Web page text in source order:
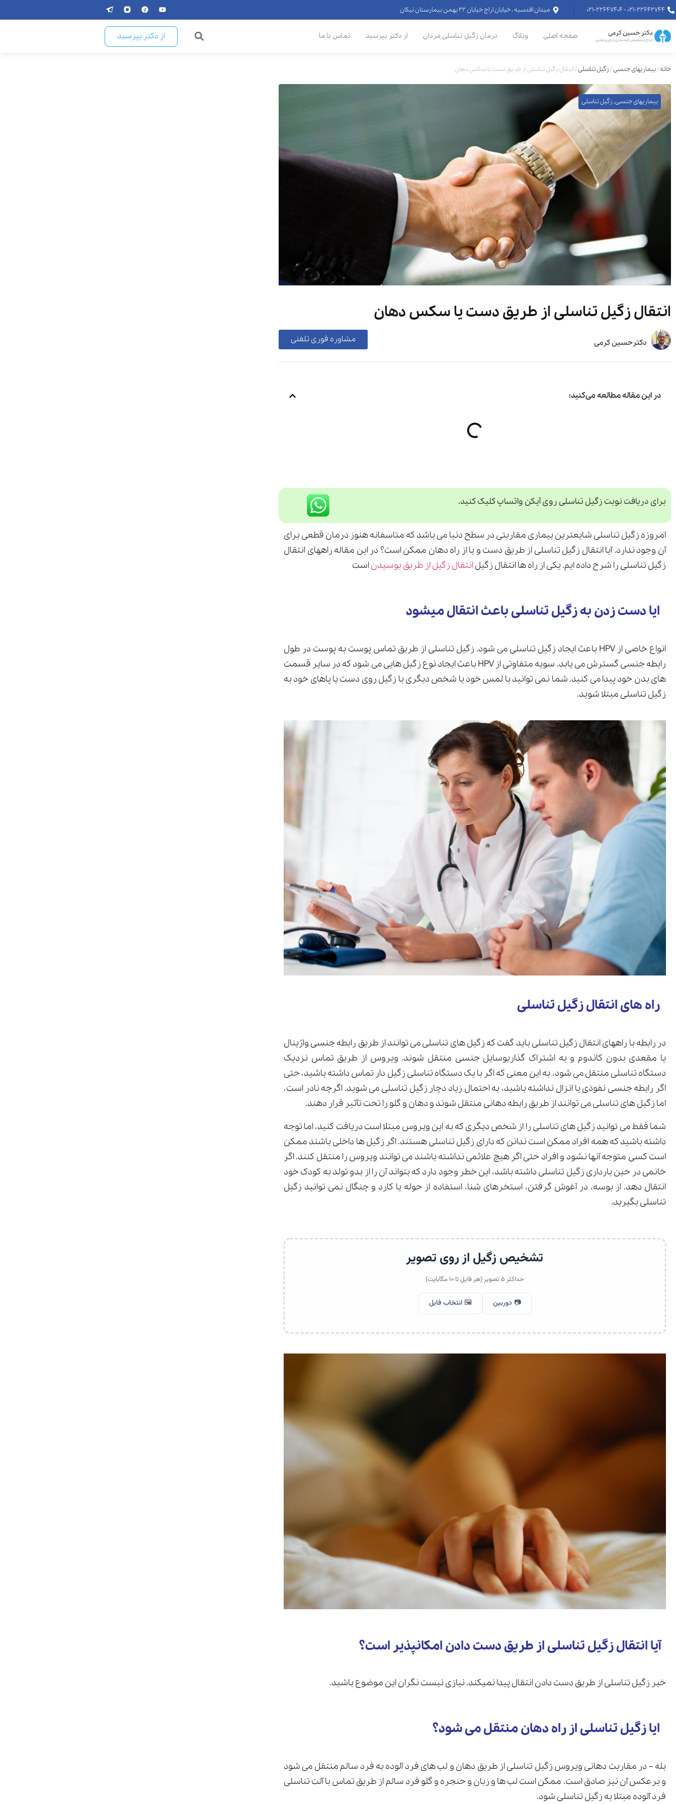
۰۲۱-۲۲۶۴۲۷۴۴ - ۰۲۱-۲۲۶۴۷۴۰۴ میدان اقدسیه ، خیابان اراج خیابان ۲۲ بهمن بیمارستان نیکان
صفحه اصلی وبلاگ درمان زگیل تناسلی مردان از دکتر بپرسید تماس با ما از دکتر بپرسید
خانه/بیماریهای جنسی/ زگیل تناسلی/انتقال زگیل تناسلی از طریق دست یا سکس دهان
بیماریهای جنسی,زگیل تناسلی
انتقال زگیل تناسلی از طریق دست یا سکس دهان
دکترحسین کرمی مشاوره فوری تلفنی
در این مقاله مطالعه می‌کنید:
برای دریافت نوبت زگیل تناسلی روی آیکن واتساپ کلیک کنید.
امروزه زگیل تناسلی شایعترین بیماری مقاربتی در سطح دنیا می باشد که متاسفانه هنوز درمان قطعی برای
آن وجود ندارد. آیا انتقال زگیل تناسلی از طریق دست و یا از راه دهان ممکن است؟ در این مقاله راههای انتقال
زگیل تناسلی را شرح داده ایم. یکی از راه ها انتقال زگیلانتقال زگیل از طریق بوسیدناست
ایا دست زدن به زگیل تناسلی باعث انتقال میشود
انواع خاصی از HPV باعث ایجاد زگیل تناسلی می شود. زگیل تناسلی از طریق تماس پوست به پوست در طول
رابطه جنسی گسترش می یابد. سویه متفاوتی از HPV باعث ایجاد نوع زگیل هایی می شود که در سایر قسمت
های بدن خود پیدا می کنید. شما نمی توانید با لمس خود یا شخص دیگری با زگیل روی دست یا پاهای خود به
زگیل تناسلی مبتلا شوید.
راه های انتقال زگیل تناسلی
در رابطه با راههای انتقال زگیل تناسلی باید گفت که زگیل های تناسلی می توانند از طریق رابطه جنسی واژینال
یا مقعدی بدون کاندوم و به اشتراک گذاریوسایل جنسی منتقل شوند. ویروس از طریق تماس نزدیک
دستگاه تناسلی منتقل می شود، به این معنی که اگر با یک دستگاه تناسلی زگیل دار تماس داشته باشید، حتی
اگر رابطه جنسی نفوذی یا انزال نداشته باشید، به احتمال زیاد دچار زگیل تناسلی می شوید. اگرچه نادر است،
اما زگیل های تناسلی می توانند از طریق رابطه دهانی منتقل شوند و دهان و گلو را تحت تأثیر قرار دهند.
شما فقط می توانید زگیل های تناسلی را از شخص دیگری که به این ویروس مبتلا است دریافت کنید، اما توجه
داشته باشید که همه افراد ممکن است ندانن که دارای زگیل تناسلی هستند. اگر زگیل ها داخلی باشند ممکن
است کسی متوجه آنها نشود و افراد حتی اگر هیچ علائمی نداشته باشند می توانند ویروس را منتقل کنند. اگر
خانمی در حین بارداری زگیل تناسلی داشته باشد، این خطر وجود دارد که بتواند آن را از بدو تولد به کودک خود
انتقال دهد. از بوسه، در آغوش گرفتن، استخرهای شنا، استفاده از حوله یا کارد و چنگال نمی توانید زگیل
تناسلی بگیرید.
تشخیص زگیل از روی تصویر
حداکثر ۵ تصویر (هر فایل تا ۱۰ مگابایت)
📷 دوربین 🖼️ انتخاب فایل
آیا انتقال زگیل تناسلی از طریق دست دادن امکانپذیر است؟
خیر زگیل تناسلی از طریق دست دادن انتقال پیدا نمیکند. نیازی نیست نگران این موضوع باشید.
ایا زگیل تناسلی از راه دهان منتقل می شود؟
بله – در مقاربت دهانی ویروس زگیل تناسلی از طریق دهان و لب های فرد آلوده به فرد سالم منتقل می شود
و برعکس آن نیز صادق است. ممکن است لب ها و زبان و حنجره و گلو فرد سالم از طریق تماس با آلت تناسلی
فرد آلوده مبتلا به زگیل تناسلی شود.